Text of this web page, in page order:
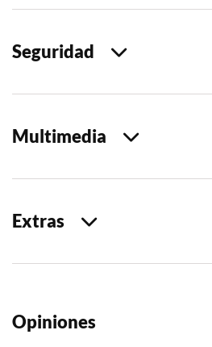
Seguridad
Multimedia
Extras
Opiniones